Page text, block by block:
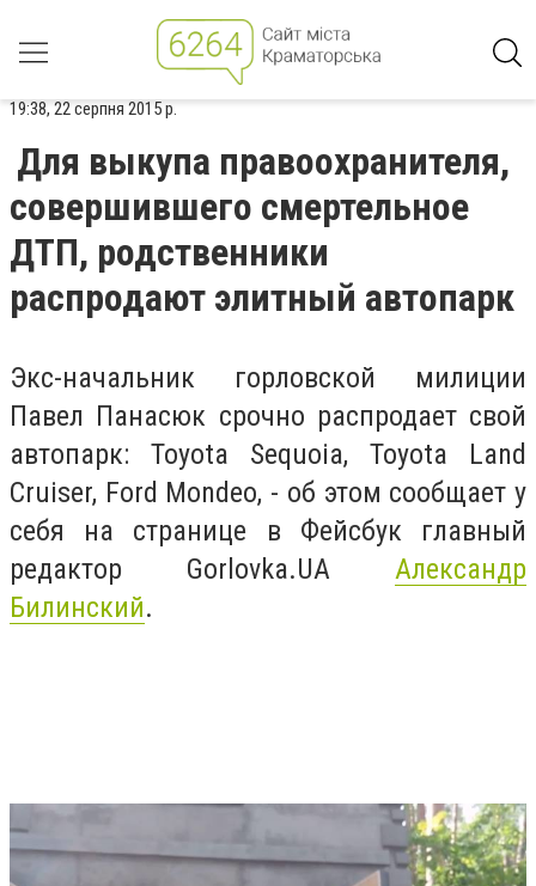
19:38, 22 серпня 2015 р.
Для выкупа правоохранителя,
совершившего смертельное
ДТП, родственники
распродают элитный автопарк
Экс-начальник горловской милиции
Павел Панасюк срочно распродает свой
автопарк: Toyota Sequoia, Toyota Land
Cruiser, Ford Mondeo, - об этом сообщает у
себя на странице в Фейсбук главный
редактор Gorlovka.UA Александр
Билинский.